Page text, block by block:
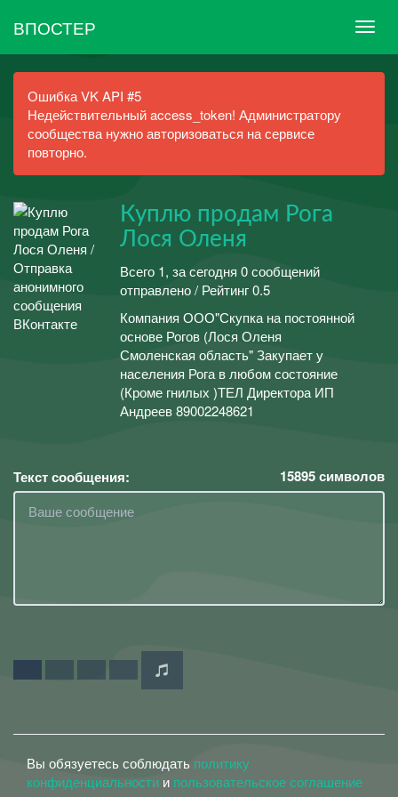
ВПОСТЕР
Ошибка VK API #5
Недействительный access_token! Администратору
сообщества нужно авторизоваться на сервисе
повторно.
Куплю продам Рога
Лося Оленя
Всего 1, за сегодня 0 сообщений
отправлено / Рейтинг 0.5
Компания ООО"Скупка на постоянной
основе Рогов (Лося Оленя
Смоленская область" Закупает у
населения Рога в любом состояние
(Кроме гнилых )ТЕЛ Директора ИП
Андреев 89002248621
Текст сообщения: 15895символов
Вы обязуетесь соблюдать политику
конфиденциальности и пользовательское соглашение